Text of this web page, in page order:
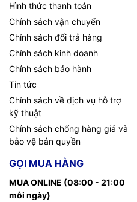
Hình thức thanh toán
Chính sách vận chuyển
Chính sách đổi trả hàng
Chính sách kinh doanh
Chính sách bảo hành
Tin tức
Chính sách về dịch vụ hỗ trợ
kỹ thuật
Chính sách chống hàng giả và
bảo vệ bản quyền
GỌI MUA HÀNG
MUA ONLINE (08:00 - 21:00
mỗi ngày)